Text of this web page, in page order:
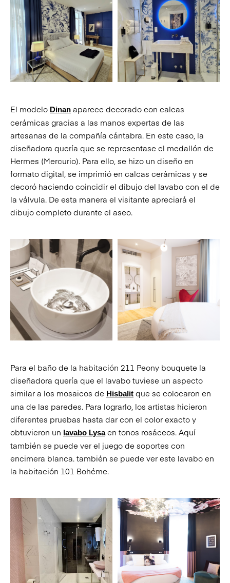
El modelo Dinan aparece decorado con calcas
cerámicas gracias a las manos expertas de las
artesanas de la compañía cántabra. En este caso, la
diseñadora quería que se representase el medallón de
Hermes (Mercurio). Para ello, se hizo un diseño en
formato digital, se imprimió en calcas cerámicas y se
decoró haciendo coincidir el dibujo del lavabo con el de
la válvula. De esta manera el visitante apreciará el
dibujo completo durante el aseo.
Para el baño de la habitación 211 Peony bouquete la
diseñadora quería que el lavabo tuviese un aspecto
similar a los mosaicos de Hisbalit que se colocaron en
una de las paredes. Para lograrlo, los artistas hicieron
diferentes pruebas hasta dar con el color exacto y
obtuvieron un lavabo Lysaen tonos rosáceos. Aquí
también se puede ver el juego de soportes con
encimera blanca. también se puede ver este lavabo en
la habitación 101 Bohéme.